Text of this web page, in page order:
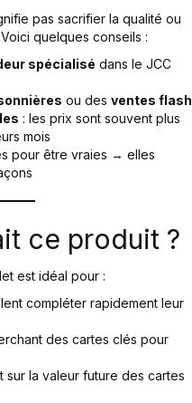
pas sacrifier la qualité ou
quelques conseils :
spécialisé dans le JCC
ou des ventes flash
: les prix sont souvent plus
mois
pour être vraies → elles
ce produit ?
est idéal pour :
compléter rapidement leur
des cartes clés pour
sur la valeur future des cartes